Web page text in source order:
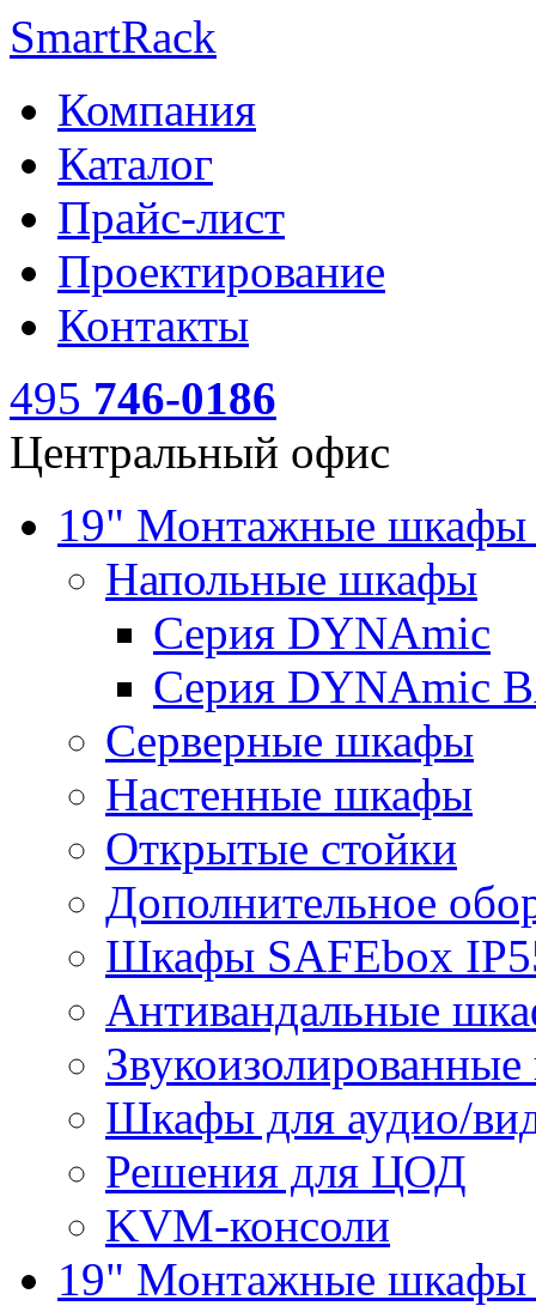
SmartRack
Компания
Каталог
Прайс-лист
Проектирование
Контакты
495 746-0186
Центральный офис
19" Монтажные
Напольные шкафы
Серия DYNAmic
Серия DYNAmic
Серверные шкафы
Настенные шкафы
Открытые стойки
Дополнительное
Шкафы SAFEbox
Антивандальные
Шкафы для аудио/
Решения для ЦОД
KVM-консоли
19" Монтажные шкафы